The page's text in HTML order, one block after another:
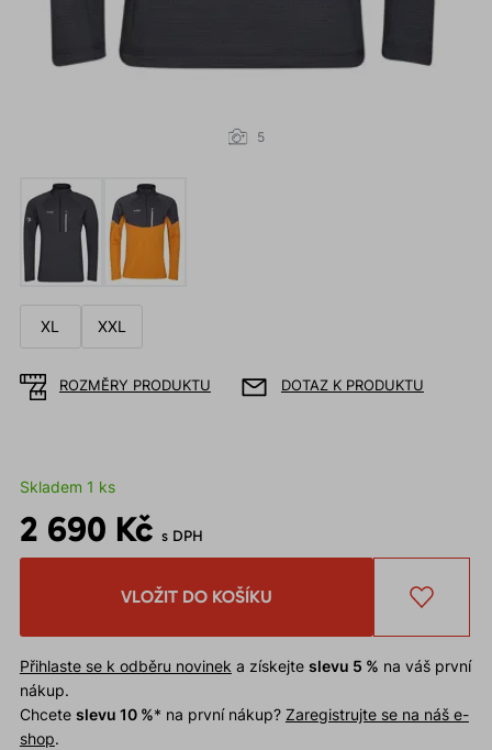
5
XL XXL
ROZMĚRY PRODUKTU DOTAZ K PRODUKTU
Skladem 1 ks
2 690 Kč s DPH
VLOŽIT DO KOŠÍKU
Přihlaste se k odběru novinek a získejte slevu 5 % na váš první
nákup.
Chcete slevu 10 %* na první nákup? Zaregistrujte se na náš e-
shop.